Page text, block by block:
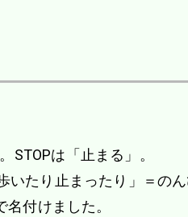
STOPは「止まる」。
いたり止まったり」＝の
名付けました。